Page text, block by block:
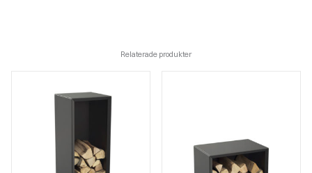
Relaterade produkter